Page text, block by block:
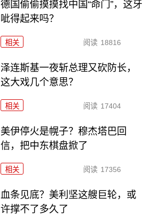
德国偷偷摸摸找中国“命门”，这牙
呲得起来吗？
相关 阅读 18816
泽连斯基一夜斩总理又砍防长，
这大戏几个意思？
相关 阅读 17404
美伊停火是幌子？穆杰塔巴回
信，把中东棋盘掀了
相关 阅读 17356
血条见底？美利坚这艘巨轮，或
许撑不了多久了